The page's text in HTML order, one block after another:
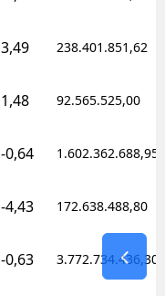
3,49 238.401.851,62
1,48 92.565.525,00
-0,64 1.602.362.688,95
-4,43 172.638.488,80
-0,63 3.772.734.436,30